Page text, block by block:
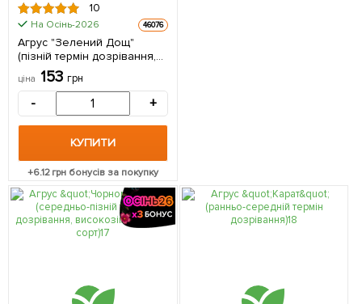
10
На Осінь-2026 46076
Агрус "Зелений Дощ"
(пізній термін дозрівання,
морозостійкий сорт) 1
саджанець в упаковці
ціна 153 грн
- +
КУПИТИ
+6.12грн бонусів за покупку